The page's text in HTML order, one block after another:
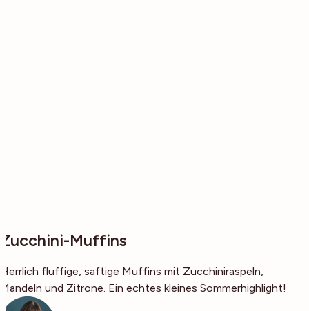
Zucchini-Muffins
Herrlich fluffige, saftige Muffins mit Zucchiniraspeln,
Mandeln und Zitrone. Ein echtes kleines Sommerhighlight!